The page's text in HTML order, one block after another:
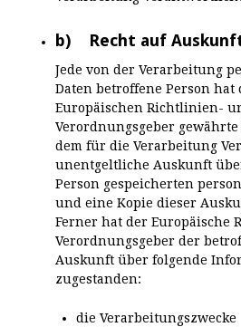
b) Recht auf
Jede von der Verarbeitung
Daten betroffene Person hat
Europäischen Richtlinien-
Verordnungsgeber
dem für die Verarbeitung
unentgeltliche Auskunft
Person gespeicherten
und eine Kopie dieser
Ferner hat der Europäische
Verordnungsgeber der
Auskunft über folgende
zugestanden:
die Verarbeitungszwecke